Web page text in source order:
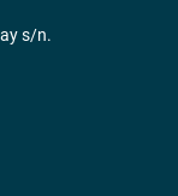
s/n.